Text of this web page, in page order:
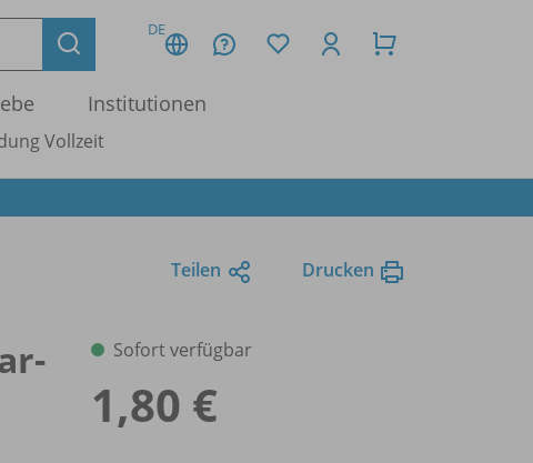
DE
Institutionen
Vollzeit
Teilen Drucken
Sofort verfügbar
1,80 €